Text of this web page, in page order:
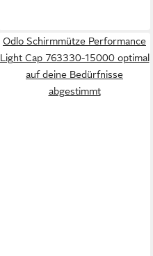
Odlo Schirmmütze Performance
Light Cap 763330-15000 optimal
auf deine Bedürfnisse
abgestimmt